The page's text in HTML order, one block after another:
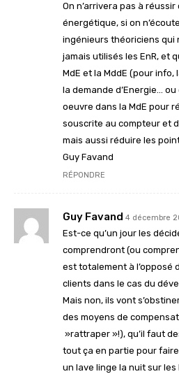
On n’arrivera pas à
énergétique, si on
ingénieurs théoriciens qui
jamais utilisés les EnR, et
MdE et la MddE (pour info,
la demande d’Energie…
oeuvre dans la MdE pour
souscrite au compteur et
mais aussi réduire les
Guy Favand
RÉPONDRE
Guy Favand 4 décembre
Est-ce qu’un jour les
comprendront (ou
est totalement à l’opposé
clients dans le cas du
Mais non, ils vont
des moyens de
»rattraper »!), qu’il faut
tout ça en partie pour
un lave linge la nuit sur